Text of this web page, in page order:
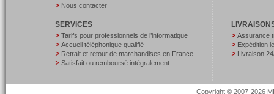
Nous contacter
SERVICES
Tarifs pour professionnels de l’informatique
Accueil téléphonique qualifié
Retrait et retour de marchandises en France
Satisfait ou remboursé intégralement
Assurance
Expédition
Livraison
Copyright © 2007-2026